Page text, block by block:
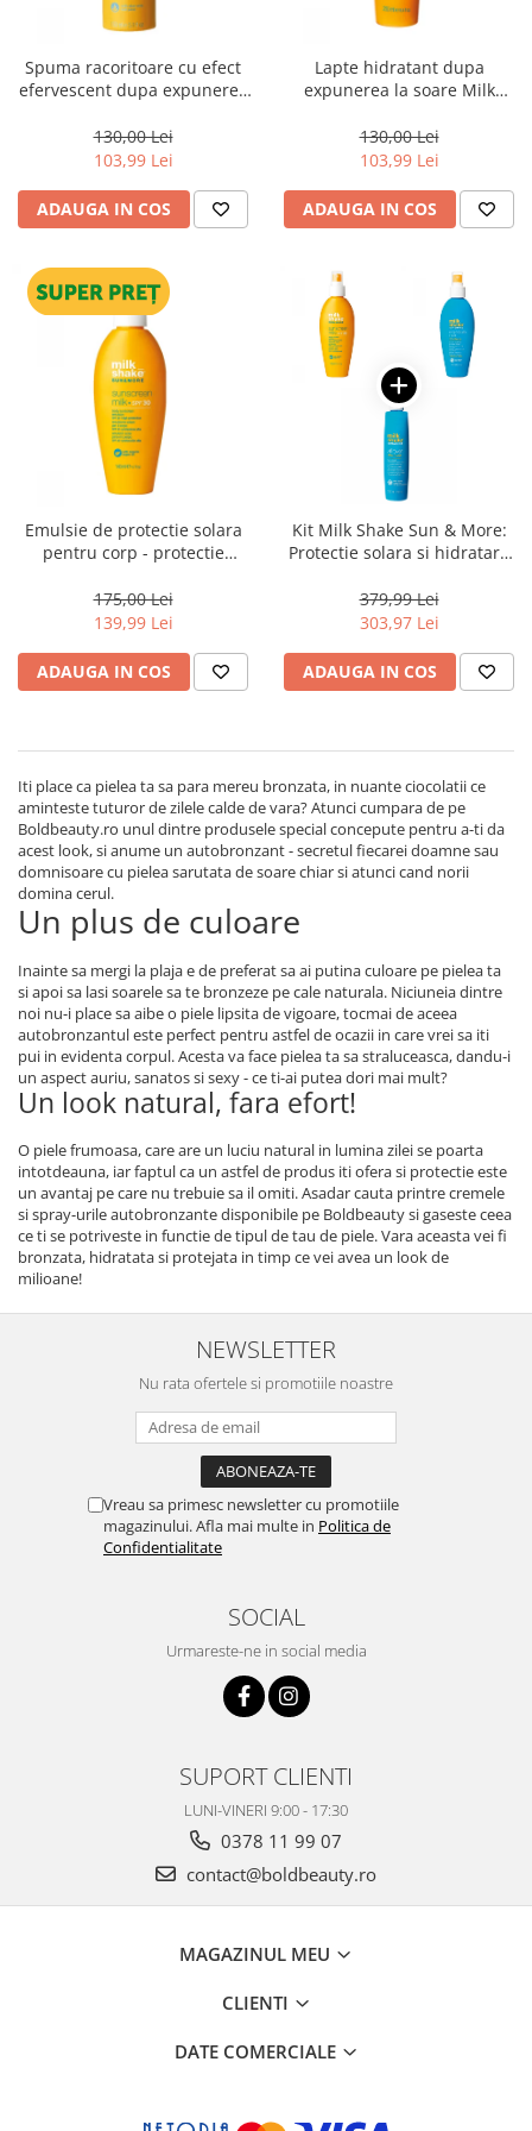
Spuma racoritoare cu efect
efervescent dupa expunerea
More Crackling Mousse, 150
ml
130,00 Lei
103,99 Lei
ADAUGA IN COS
Lapte hidratant dupa
expunerea la soare Milk
Lotion, 250 ml
130,00 Lei
103,99 Lei
ADAUGA IN COS
Emulsie de protectie solara
pentru corp - protectie
More Sun Screen Milk SPF30,
140 ml
175,00 Lei
139,99 Lei
ADAUGA IN COS
Kit Milk Shake Sun & More:
Protectie solara si hidratare
379,99 Lei
303,97 Lei
ADAUGA IN COS
Iti place ca pielea ta sa para mereu bronzata, in nuante ciocolatii ce
aminteste tuturor de zilele calde de vara? Atunci cumpara de pe
Boldbeauty.ro unul dintre produsele special concepute pentru a-ti da
acest look, si anume un autobronzant - secretul fiecarei doamne sau
domnisoare cu pielea sarutata de soare chiar si atunci cand norii
domina cerul.
Un plus de culoare
Inainte sa mergi la plaja e de preferat sa ai putina culoare pe pielea ta
si apoi sa lasi soarele sa te bronzeze pe cale naturala. Niciuneia dintre
noi nu-i place sa aibe o piele lipsita de vigoare, tocmai de aceea
autobronzantul este perfect pentru astfel de ocazii in care vrei sa iti
pui in evidenta corpul. Acesta va face pielea ta sa straluceasca, dandu-i
un aspect auriu, sanatos si sexy - ce ti-ai putea dori mai mult?
Un look natural, fara efort!
O piele frumoasa, care are un luciu natural in lumina zilei se poarta
intotdeauna, iar faptul ca un astfel de produs iti ofera si protectie este
un avantaj pe care nu trebuie sa il omiti. Asadar cauta printre cremele
si spray-urile autobronzante disponibile pe Boldbeauty si gaseste ceea
ce ti se potriveste in functie de tipul de tau de piele. Vara aceasta vei fi
bronzata, hidratata si protejata in timp ce vei avea un look de
milioane!
NEWSLETTER
Nu rata ofertele si promotiile noastre
Vreau sa primesc newsletter cu promotiile
magazinului. Afla mai multe in Politica de
Confidentialitate
SOCIAL
Urmareste-ne in social media
SUPORT CLIENTI
LUNI-VINERI 9:00 - 17:30
0378 11 99 07
contact@boldbeauty.ro
MAGAZINUL MEU
CLIENTI
DATE COMERCIALE